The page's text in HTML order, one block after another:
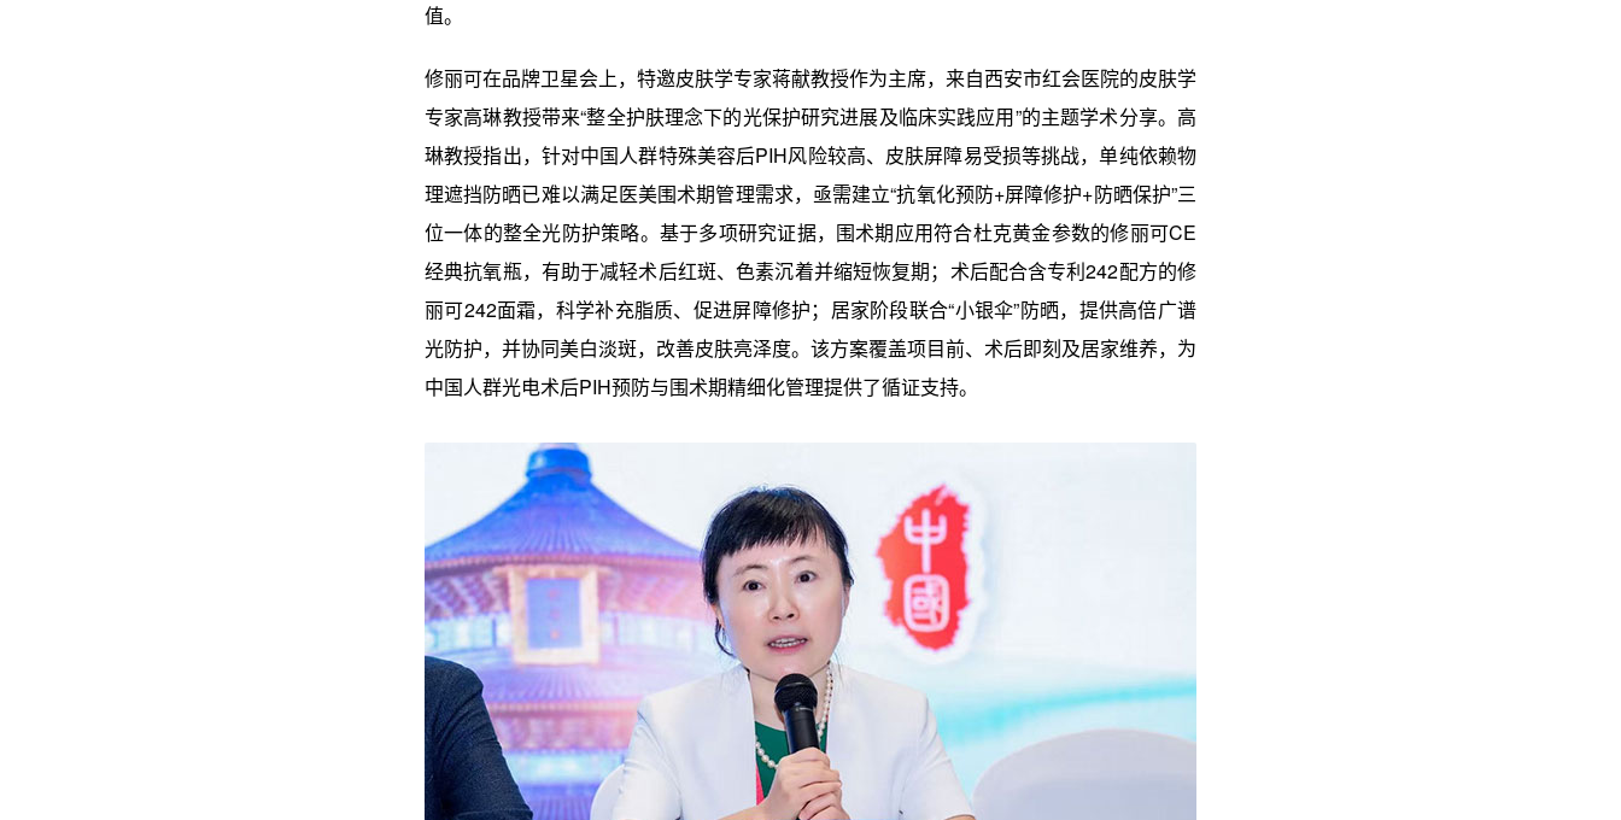
值。
修丽可在品牌卫星会上，特邀皮肤学专家蒋献教授作为主席，来自西安市红会医院的皮肤学
专家高琳教授带来“整全护肤理念下的光保护研究进展及临床实践应用”的主题学术分享。高
琳教授指出，针对中国人群特殊美容后PIH风险较高、皮肤屏障易受损等挑战，单纯依赖物
理遮挡防晒已难以满足医美围术期管理需求，亟需建立“抗氧化预防+屏障修护+防晒保护”三
位一体的整全光防护策略。基于多项研究证据，围术期应用符合杜克黄金参数的修丽可CE
经典抗氧瓶，有助于减轻术后红斑、色素沉着并缩短恢复期；术后配合含专利242配方的修
丽可242面霜，科学补充脂质、促进屏障修护；居家阶段联合“小银伞”防晒，提供高倍广谱
光防护，并协同美白淡斑，改善皮肤亮泽度。该方案覆盖项目前、术后即刻及居家维养，为
中国人群光电术后PIH预防与围术期精细化管理提供了循证支持。